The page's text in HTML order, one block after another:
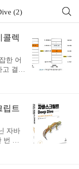
(2)
콜렉
한 어
고 결과
언어
할 수
해석
10과
결과
사람
진이
립트
자바
번 정
책을